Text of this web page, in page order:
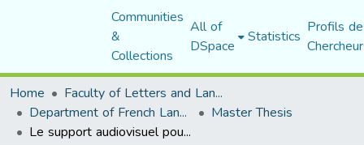
Communities
&
Collections
All of
DSpace Statistics Profils
Home
Faculty of Letters and Languages
Department of French Language and Literature Master Thesis
Le support audiovisuel pour développer la compétence de compréhension orale en classe de FLE : problématique d'exploitation